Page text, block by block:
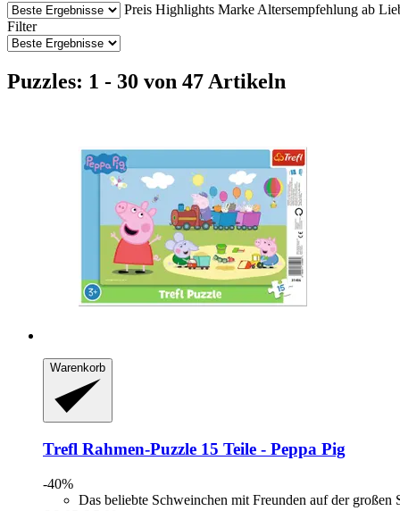
Preis Highlights Marke Altersempfehlung ab
Filter
Puzzles: 1 - 30 von 47 Artikeln
Warenkorb
Trefl Rahmen-​Puzzle 15 Teile -​ Peppa Pig
-40%
Das beliebte Schweinchen mit Freunden auf der großen